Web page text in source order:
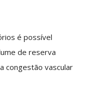
é possível
de reserva
congestão vascular